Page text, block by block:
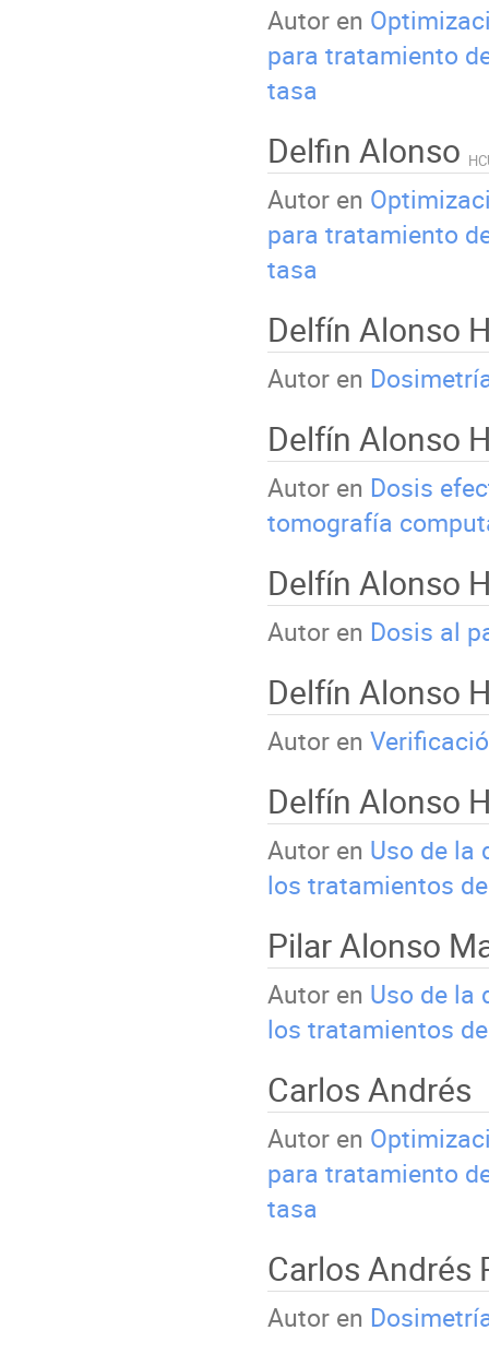
Autor en
para tratamiento
tasa
Delfin Alonso
Autor en
para tratamiento
tasa
Delfín Alonso
Autor en
Delfín Alonso
Autor en Dosis
tomografía
Delfín Alonso
Autor en Dosis al
Delfín Alonso
Autor en
Delfín Alonso
Autor en Uso de la
los tratamientos
Pilar Alonso
Autor en Uso de la
los tratamientos
Carlos Andrés
Autor en
para tratamiento
tasa
Carlos Andrés
Autor en